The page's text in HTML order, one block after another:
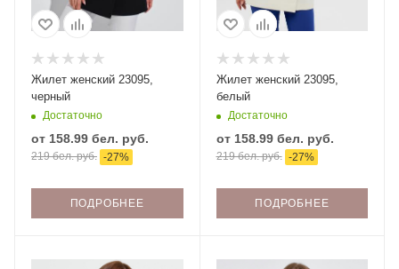
Жилет женский 23095,
черный
Достаточно
от 158.99 бел. руб.
219 бел. руб. -27%
ПОДРОБНЕЕ
Жилет женский 23095,
белый
Достаточно
от 158.99 бел. руб.
219 бел. руб. -27%
ПОДРОБНЕЕ